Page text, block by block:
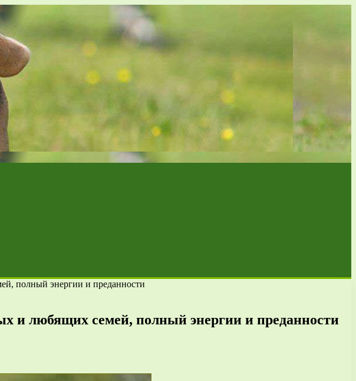
полный энергии и преданности
и любящих семей, полный энергии и преданности